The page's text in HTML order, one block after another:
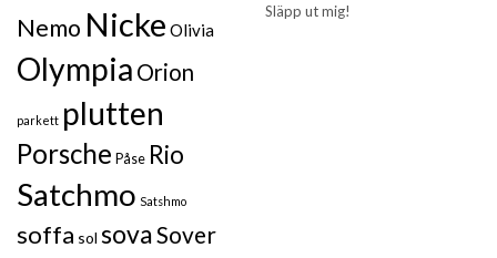
Nemo Nicke Olivia
Olympia Orion
parkett plutten
Porsche Påse Rio
Satchmo Satshmo
soffa sol sovaSover
Släpp ut mig!